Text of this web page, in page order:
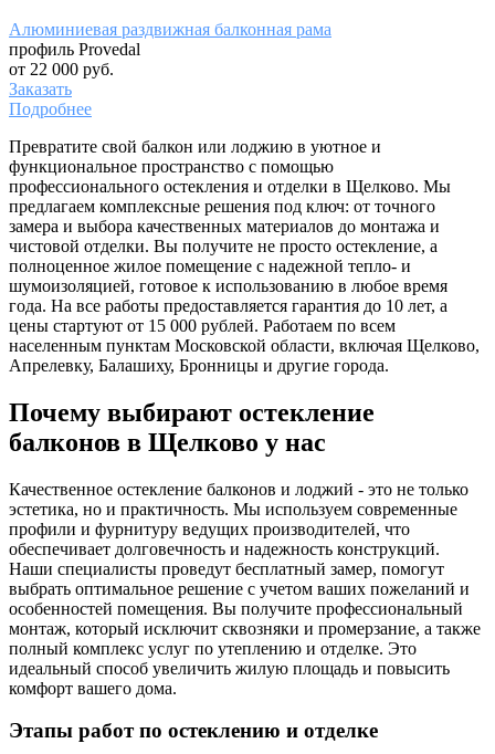
Алюминиевая раздвижная балконная рама
профиль Provedal
от 22 000 руб.
Заказать
Подробнее
Превратите свой балкон или лоджию в уютное и
функциональное пространство с помощью
профессионального остекления и отделки в Щелково. Мы
предлагаем комплексные решения под ключ: от точного
замера и выбора качественных материалов до монтажа и
чистовой отделки. Вы получите не просто остекление, а
полноценное жилое помещение с надежной тепло- и
шумоизоляцией, готовое к использованию в любое время
года. На все работы предоставляется гарантия до 10 лет, а
цены стартуют от 15 000 рублей. Работаем по всем
населенным пунктам Московской области, включая Щелково,
Апрелевку, Балашиху, Бронницы и другие города.
Почему выбирают остекление
балконов в Щелково у нас
Качественное остекление балконов и лоджий - это не только
эстетика, но и практичность. Мы используем современные
профили и фурнитуру ведущих производителей, что
обеспечивает долговечность и надежность конструкций.
Наши специалисты проведут бесплатный замер, помогут
выбрать оптимальное решение с учетом ваших пожеланий и
особенностей помещения. Вы получите профессиональный
монтаж, который исключит сквозняки и промерзание, а также
полный комплекс услуг по утеплению и отделке. Это
идеальный способ увеличить жилую площадь и повысить
комфорт вашего дома.
Этапы работ по остеклению и отделке